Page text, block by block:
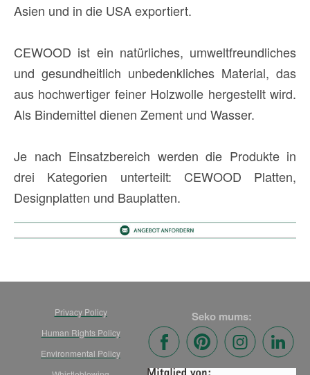
Asien und in die USA exportiert.
CEWOOD ist ein natürliches, umweltfreundliches
und gesundheitlich unbedenkliches Material, das
aus hochwertiger feiner Holzwolle hergestellt wird.
Als Bindemittel dienen Zement und Wasser.
Je nach Einsatzbereich werden die Produkte in
drei Kategorien unterteilt: CEWOOD Platten,
Designplatten und Bauplatten.
Privacy Policy
Human Rights Policy
Environmental Policy
Seko mums: